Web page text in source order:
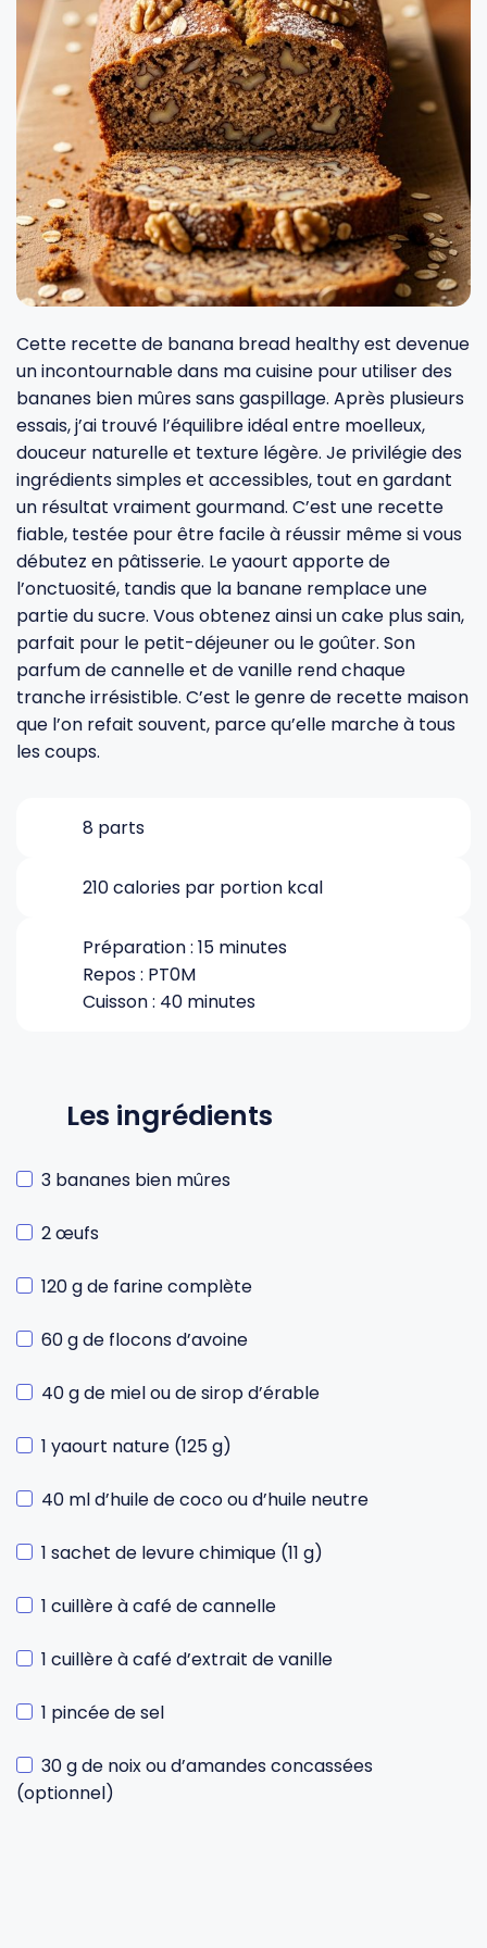
Fourches et fourchettes
Écumoires
Baguettes
Pilons
Presse-agrumes
Pinceaux
Râteaux
Rouleaux
Gourdes
Glaçons
Tires-bouchons
Couteaux à fromage
Couteaux à huîtres
Couteaux à pain
Couteaux filet de sole
Couteaux tranchelard
Éplucheurs et zesteurs
Évideurs
Couteaux de poche
Couteaux tartineurs
Aiguiseurs
Planches à découper
Plats et plaques
Moules
Cercles à tarte
Couvercles
Manches et poignées
Nogent
Opinel
De Buyer
Cristel
Tefal
SIF Unis
Pyrex
Cette recette de banana bread healthy est devenue
un incontournable dans ma cuisine pour utiliser des
bananes bien mûres sans gaspillage. Après plusieurs
essais, j’ai trouvé l’équilibre idéal entre moelleux,
douceur naturelle et texture légère. Je privilégie des
ingrédients simples et accessibles, tout en gardant
un résultat vraiment gourmand. C’est une recette
fiable, testée pour être facile à réussir même si vous
débutez en pâtisserie. Le yaourt apporte de
l’onctuosité, tandis que la banane remplace une
partie du sucre. Vous obtenez ainsi un cake plus sain,
parfait pour le petit-déjeuner ou le goûter. Son
parfum de cannelle et de vanille rend chaque
tranche irrésistible. C’est le genre de recette maison
que l’on refait souvent, parce qu’elle marche à tous
les coups.
8 parts
210 calories par portion kcal
Préparation : 15 minutes
Repos : PT0M
Cuisson : 40 minutes
Les ingrédients
3 bananes bien mûres
2 œufs
120 g de farine complète
60 g de flocons d’avoine
40 g de miel ou de sirop d’érable
1 yaourt nature (125 g)
40 ml d’huile de coco ou d’huile neutre
1 sachet de levure chimique (11 g)
1 cuillère à café de cannelle
1 cuillère à café d’extrait de vanille
1 pincée de sel
30 g de noix ou d’amandes concassées
(optionnel)